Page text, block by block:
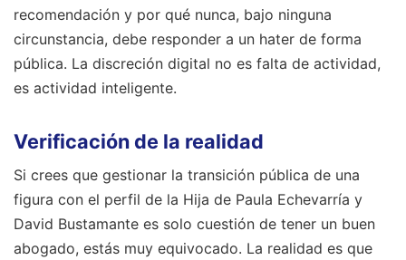
recomendación y por qué nunca, bajo ninguna
circunstancia, debe responder a un hater de forma
pública. La discreción digital no es falta de actividad,
es actividad inteligente.
Verificación de la realidad
Si crees que gestionar la transición pública de una
figura con el perfil de la Hija de Paula Echevarría y
David Bustamante es solo cuestión de tener un buen
abogado, estás muy equivocado. La realidad es que